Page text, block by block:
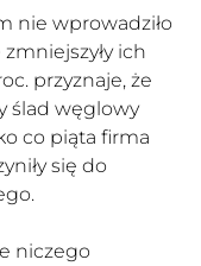
nie wprowadziło
ich
przyznaje, że
ślad węglowy
co piąta firma
się do
niczego